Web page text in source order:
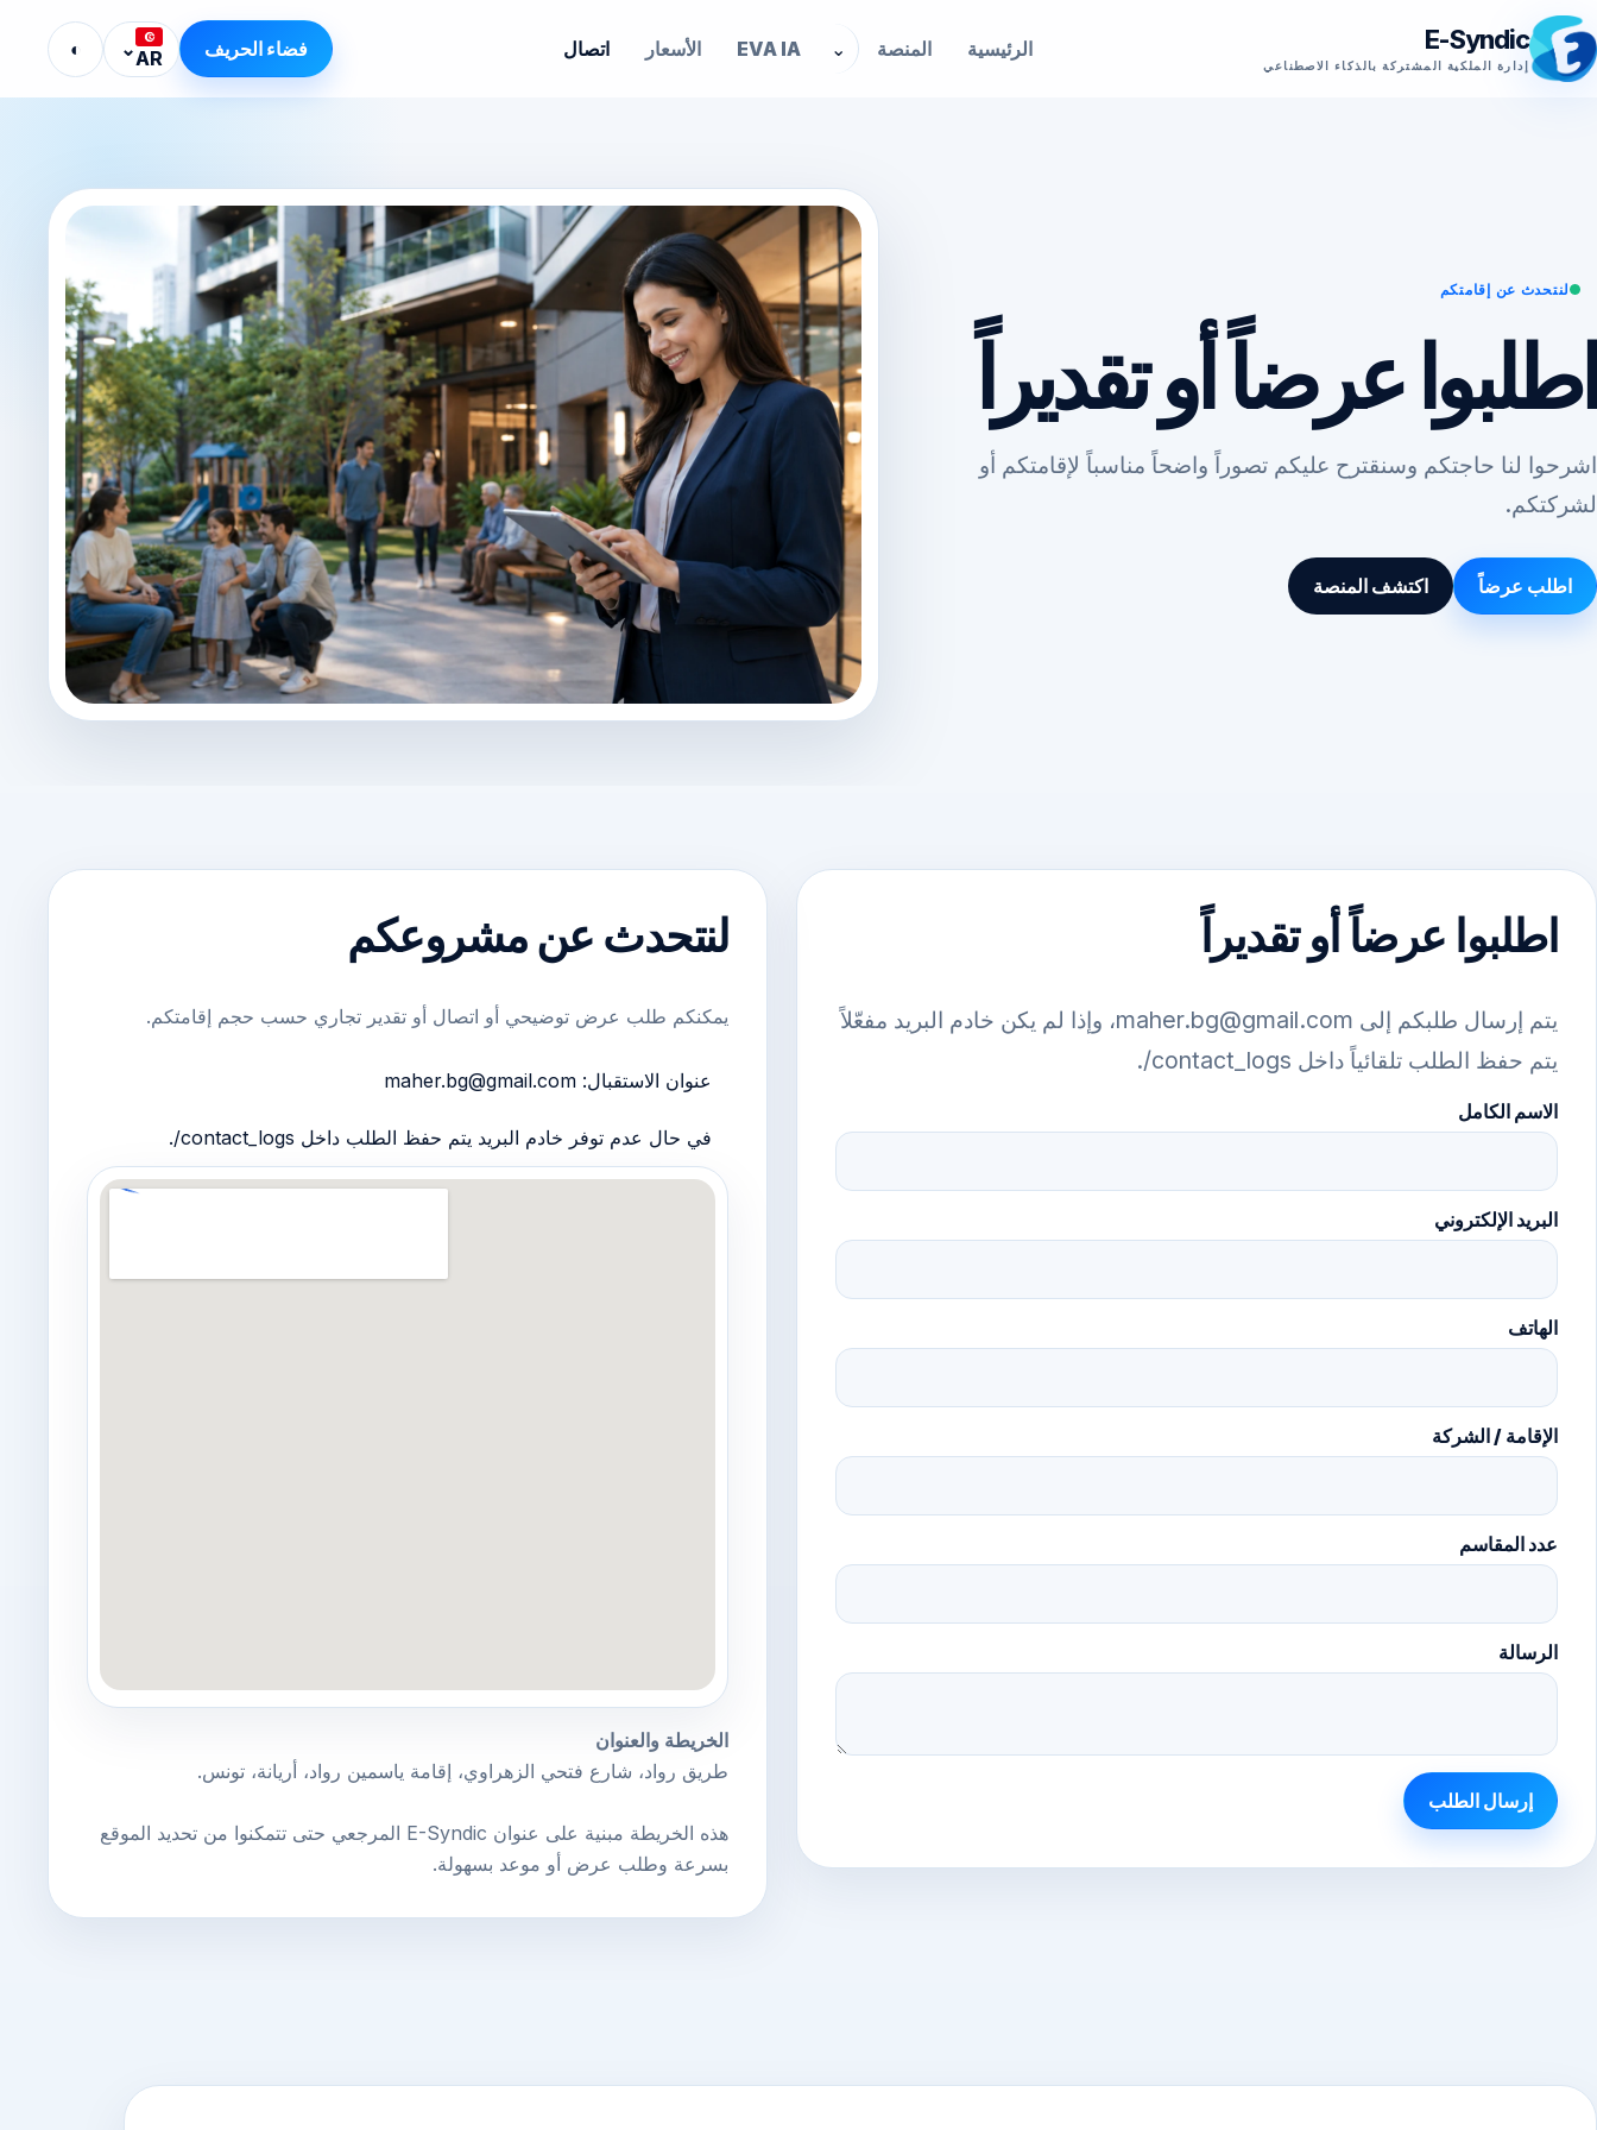
E-Syndic
إدارة الملكية المشتركة بالذكاء الاصطناعي
الرئيسية المنصة ⌄
EVA IA الأسعار اتصال فضاء الحريف AR
⌄
◐
لنتحدث عن إقامتكم
اطلبوا عرضاً أو تقديراً
اشرحوا لنا حاجتكم وسنقترح عليكم تصوراً واضحاً مناسباً لإقامتكم أو
لشركتكم.
اطلب عرضاً اكتشف المنصة
اطلبوا عرضاً أو تقديراً
يتم إرسال طلبكم إلى maher.bg@gmail.com، وإذا لم يكن خادم البريد مفعّلاً
يتم حفظ الطلب تلقائياً داخل contact_logs/.
الاسم الكامل
البريد الإلكتروني
الهاتف
الإقامة / الشركة
عدد المقاسم
الرسالة
إرسال الطلب
لنتحدث عن مشروعكم
يمكنكم طلب عرض توضيحي أو اتصال أو تقدير تجاري حسب حجم إقامتكم.
عنوان الاستقبال: maher.bg@gmail.com
في حال عدم توفر خادم البريد يتم حفظ الطلب داخل contact_logs/.
الخريطة والعنوان
طريق رواد، شارع فتحي الزهراوي، إقامة ياسمين رواد، أريانة، تونس.
هذه الخريطة مبنية على عنوان E-Syndic المرجعي حتى تتمكنوا من تحديد الموقع
بسرعة وطلب عرض أو موعد بسهولة.